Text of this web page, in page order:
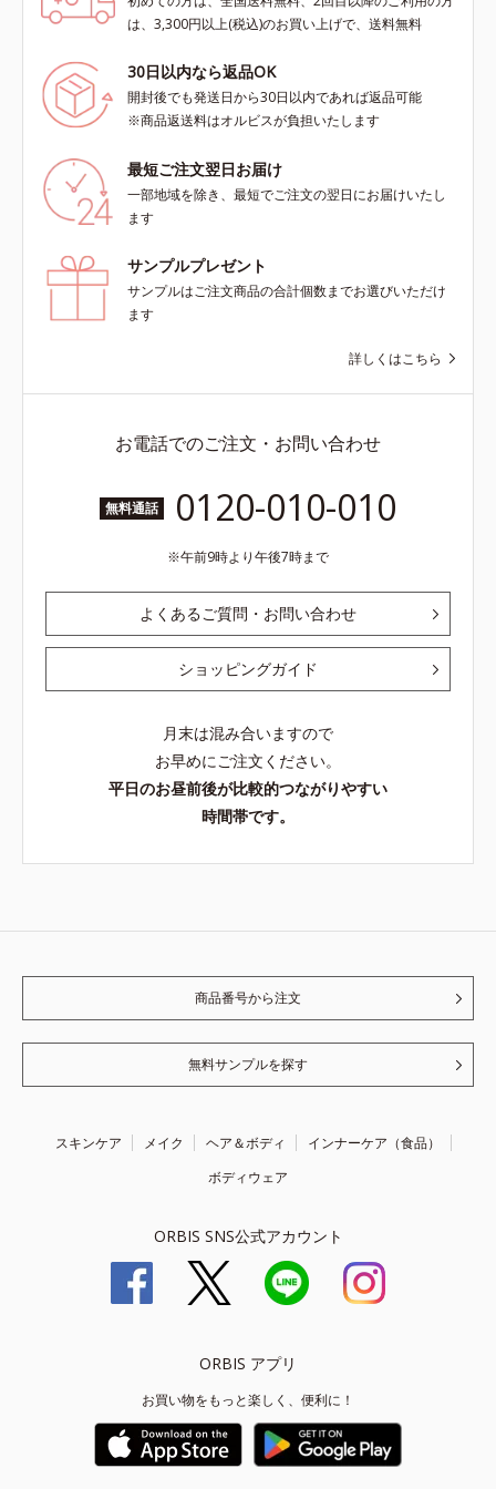
は、3,300円以上(税込)のお買い上げで、送料無料
30日以内なら返品OK
開封後でも発送日から30日以内であれば返品可能
※商品返送料はオルビスが負担いたします
最短ご注文翌日お届け
一部地域を除き、最短でご注文の翌日にお届けいたし
ます
サンプルプレゼント
サンプルはご注文商品の合計個数までお選びいただけ
ます
詳しくはこちら
お電話でのご注文・お問い合わせ
無料通話 0120-010-010
午前9時より午後7時まで
よくあるご質問・お問い合わせ
ショッピングガイド
月末は混み合いますので
お早めにご注文ください。
平日のお昼前後が比較的つながりやすい
時間帯です。
商品番号から注文
無料サンプルを探す
スキンケア メイク ヘア＆ボディ
インナーケア（食品）
ボディウェア
ORBIS SNS公式アカウント
ORBIS アプリ
お買い物をもっと楽しく、便利に！